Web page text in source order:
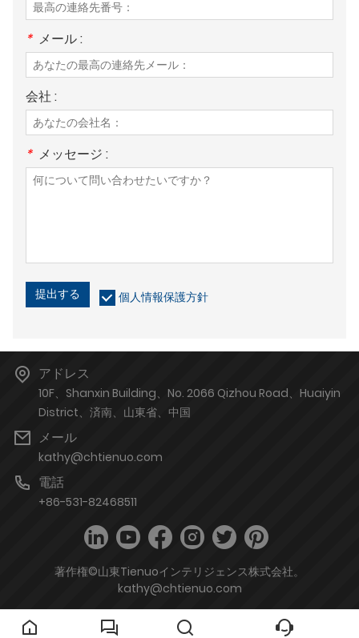
* メール :
会社 :
* メッセージ :
提出する 個人情報保護方針
アドレス
10F、Shanxin Building、No. 2066 Qizhou Road、Huaiyin
District、済南、山東省、中国
メール
kathy@chtienuo.com
電話
+86-531-82468511
著作権©山東Tienuoインテリジェンス株式会社。
kathy@chtienuo.com